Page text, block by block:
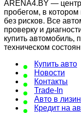
ARENA4.BY —
пробегом, в
без рисков. Все
проверку и
купить автомобиль,
техническом
Купить авто
Новости
Контакты
Trade-In
Авто в
Кредит на